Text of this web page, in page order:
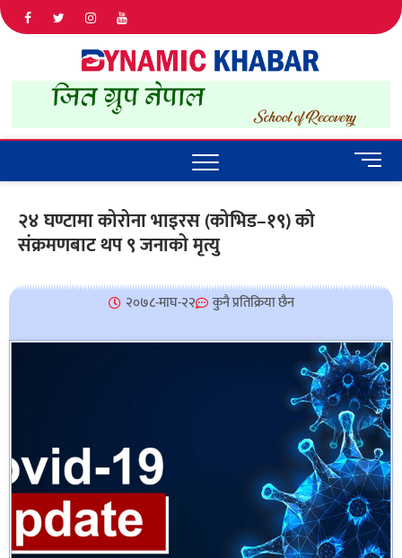
IN NEPAL
M
e
n
२४ घण्टामा कोरोना भाइरस (कोभिड–१९) को
संक्रमणबाट थप ९ जनाको मृत्यु
२०७८-माघ-२२ कुनै प्रतिक्रिया छैन